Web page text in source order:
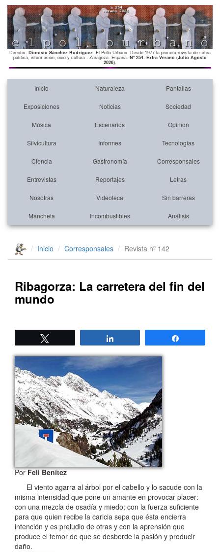
Director: Dionisio Sánchez Rodríguez. El Pollo Urbano. Desde 1977 la primera revista de sátira
política, información, ocio y cultura . Zaragoza. España. Nº 254. Extra Verano (Julio Agosto
2026).
Inicio Naturaleza Pantallas
Exposiciones Noticias Sociedad
Música Escenarios Opinión
Silvicultura Informes Tecnologías
Ciencia Gastronomía Corresponsales
Entrevistas Reportajes Letras
Nosotras Videoteca Sin barreras
Mancheta Incombustibles Análisis
Inicio Corresponsales Revista nº 142
Ribagorza: La carretera del fin del
mundo
PorFeli Benítez
El viento agarra al árbol por el cabello y lo sacude con la
misma intensidad que pone un amante en provocar placer:
con una mezcla de osadía y miedo; con la fuerza suficiente
para que quien recibe la caricia sepa que ésta encierra
intención y es preludio de otras y con la aprensión que
produce el temor de que se desborde la pasión y producir
daño.